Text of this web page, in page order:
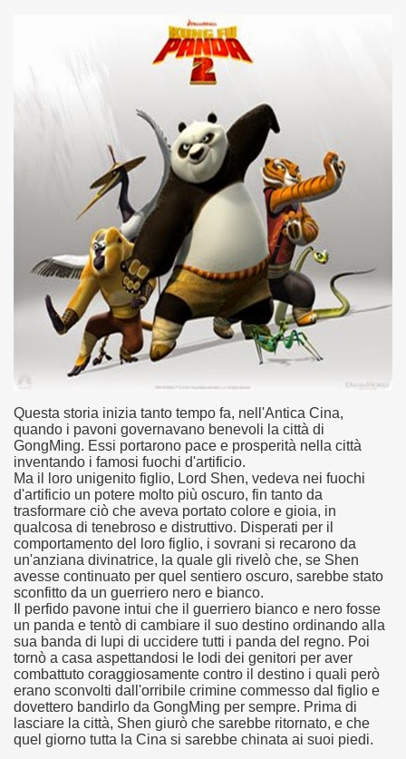
Questa storia inizia tanto tempo fa, nell'Antica Cina,
quando i pavoni governavano benevoli la città di
GongMing. Essi portarono pace e prosperità nella città
inventando i famosi fuochi d'artificio.
Ma il loro unigenito figlio, Lord Shen, vedeva nei fuochi
d'artificio un potere molto più oscuro, fin tanto da
trasformare ciò che aveva portato colore e gioia, in
qualcosa di tenebroso e distruttivo. Disperati per il
comportamento del loro figlio, i sovrani si recarono da
un'anziana divinatrice, la quale gli rivelò che, se Shen
avesse continuato per quel sentiero oscuro, sarebbe stato
sconfitto da un guerriero nero e bianco.
Il perfido pavone intui che il guerriero bianco e nero fosse
un panda e tentò di cambiare il suo destino ordinando alla
sua banda di lupi di uccidere tutti i panda del regno. Poi
tornò a casa aspettandosi le lodi dei genitori per aver
combattuto coraggiosamente contro il destino i quali però
erano sconvolti dall'orribile crimine commesso dal figlio e
dovettero bandirlo da GongMing per sempre. Prima di
lasciare la città, Shen giurò che sarebbe ritornato, e che
quel giorno tutta la Cina si sarebbe chinata ai suoi piedi.
nella cultura contemporanea.
Dark Secret – Rhapsody of Fire.
Se Ti Piacciono nel mese di Luglio 2013.
e suspense a cui fa da sfondo il retroscena della
e suspense a cui fa da sfondo il retroscena della
Se Ti Piacciono nel mese di Settembre 2013.
Scorsese
mondo migliore.
David Lynch
classico
un esempio di film noir moderno
troppo parziale.
è riuscito a tenere alto il proprio nome, è anche
nella storia del cinema